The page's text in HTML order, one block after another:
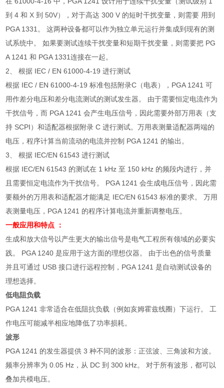
到4和 X到50V），对于高达300 V 的短时干扰变量，则需要 用到
PGA 1331 。 这两种设备都可以作为独立单元运行并集成到现有的测
试系统中。 如果要测试连续干扰变量和短期干扰变量，则需要把 PG
A 1241和 PGA 1331连接在一起。
2、根据 IEC / EN 61000-4-19进行测试
根据 IEC / EN 61000-4-19标准包括附录C （电表）， PGA 1241可
用作差分电压和差分电流测试的测试发生器。 由于需要恒定电流作为
干扰信号，而 PGA 1241会产生电压信号，因此需要外部万用表（支
持 SCPI）和适配器根据附录C进行测试。万用表测量适配器两端的
电压，程序计算当前流动的电流并控制 PGA 1241 的输出。
3、根据 IEC/EN 61543进行测试
根据 IEC/EN 61543 的测试在 1 kHz至 150 kHz 的频段内进行，并
且需要恒定电流作为干扰信号。 PGA 1241会生成电压信号，因此需
要额外的万用表和适配器才能满足 IEC/EN 61543标准的要求。 万用
表测量电压， PGA 1241 的程序计算电流并重新调整电压。
一般应用和特点 ：
生成和放大信号以产生更大的输出信号是电气工程所有领域的必要实
践。 PGA 1240是应用于这方面的理想仪器。 由于出色的信号质量
并且可通过 USB接口进行远程控制， PGA 1241是自动测试设备的
理想选择。
低电阻负载
PGA 1241非常适合在低阻抗负载（例如亥姆霍兹线圈）下运行。 工
作电压可能减半相应地降低了功率损耗。
波形
PGA 1241 的发生器提供3种不同的波形：正弦波、三角波和方波。
频率分辨率为0.05 Hz ，从 DC到300 kHz。 对于所有波形，都可以
叠加共模电压。